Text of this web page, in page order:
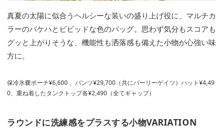
真夏の太陽に似合うヘルシーな装いの盛り上げ役に、マルチカ
ラーのバケハとビビッドな色のバッグ。思わず気分もスコアも
グッと上がりそうな、機能性も洒落感も備えた小物が心強い味
方に。
保冷氷嚢ポーチ¥6,600 、パンツ¥29,700（共にパーリーゲイツ）ハット¥4,49
0、重ね着したタンクトップ各¥2,490（全てギャップ）
ラウンドに洗練感をプラスする小物VARIATION